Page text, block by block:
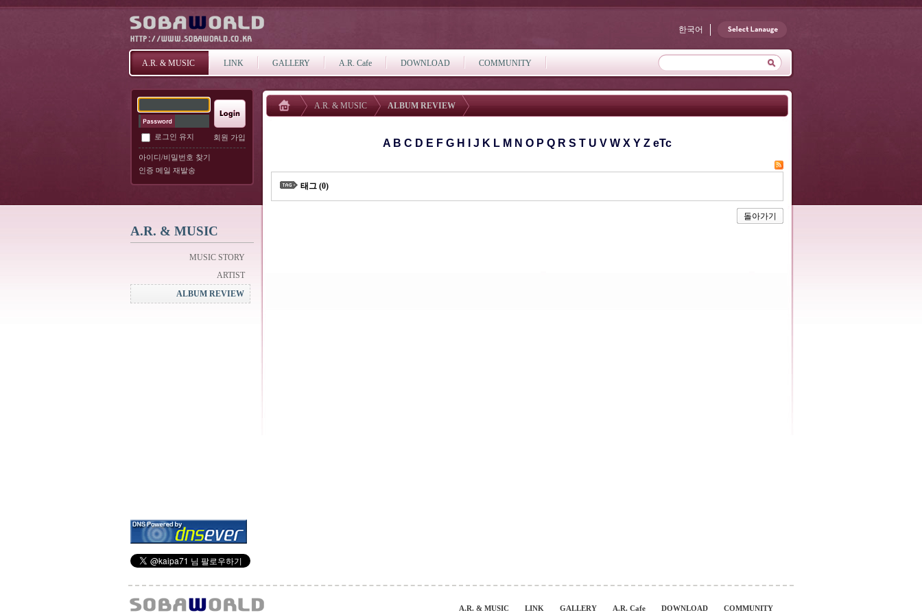
한국어
A.R. & MUSIC LINK GALLERY A.R. Cafe DOWNLOAD COMMUNITY
로그인 유지 회원 가입
아이디/비밀번호 찾기
인증 메일 재발송
A.R. & MUSIC
MUSIC STORY
ARTIST
ALBUM REVIEW
A.R. & MUSIC ALBUM REVIEW
A B C D E F G H J K L M N O P Q R S T U V W X Y Z eTc
태그 (0)
돌아가기
A.R. & MUSIC LINK GALLERY A.R. Cafe DOWNLOAD COMMUNITY